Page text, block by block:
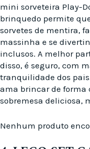
mini sorveteira Play-
brinquedo permite
sorvetes de mentira,
massinha e se
inclusos. A melhor
disso, é seguro, com
tranquilidade dos
ama brincar de forma
sobremesa deliciosa,
Nenhum produto